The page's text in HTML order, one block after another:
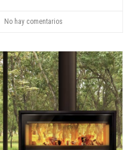
No hay comentarios